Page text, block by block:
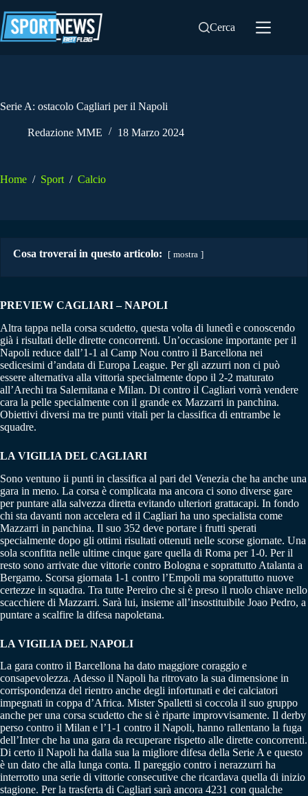
al
contenuto
Cerca
Serie A: ostacolo Cagliari per il Napoli
Redazione MME 18 Marzo 2024
Home / Sport / Calcio
Cosa troverai in questo articolo: mostra
PREVIEW CAGLIARI – NAPOLI
Altra tappa nella corsa scudetto, questa volta di lunedì e conoscendo
già i risultati delle dirette concorrenti. Un’occasione importante per il
Napoli reduce dall’1-1 al Camp Nou contro il Barcellona nei
sedicesimi d’andata di Europa League. Per gli azzurri non ci può
essere alternativa alla vittoria specialmente dopo il 2-2 maturato
all’Arechi tra Salernitana e Milan. Di contro il Cagliari vorrà vendere
cara la pelle specialmente con il grande ex Mazzarri in panchina.
Obiettivi diversi ma tre punti vitali per la classifica di entrambe le
squadre.
LA VIGILIA DEL CAGLIARI
Sono ventuno ii punti in classifica al pari del Venezia che ha anche una
gara in meno. La corsa è complicata ma ancora ci sono diverse gare
per puntare alla salvezza diretta evitando ulteriori grattacapi. In fondo
chi sta davanti non accelera ed il Cagliari ha uno specialista come
Mazzarri in panchina. Il suo 352 deve portare i frutti sperati
specialmente dopo gli ottimi risultati ottenuti nelle scorse giornate. Una
sola sconfitta nelle ultime cinque gare quella di Roma per 1-0. Per il
resto sono arrivate due vittorie contro Bologna e soprattutto Atalanta a
Bergamo. Scorsa giornata 1-1 contro l’Empoli ma soprattutto nuove
certezze in squadra. Tra tutte Pereiro che si è preso il ruolo chiave nello
scacchiere di Mazzarri. Sarà lui, insieme all’insostituibile Joao Pedro, a
puntare a scalfire la difesa napoletana.
LA VIGILIA DEL NAPOLI
La gara contro il Barcellona ha dato maggiore coraggio e
consapevolezza. Adesso il Napoli ha ritrovato la sua dimensione in
corrispondenza del rientro anche degli infortunati e dei calciatori
impegnati in coppa d’Africa. Mister Spalletti si coccola il suo gruppo
anche per una corsa scudetto che si è riparte improvvisamente. Il derby
perso contro il Milan e l’1-1 contro il Napoli, hanno rallentano la fuga
dell’Inter che ha una gara da recuperare rispetto alle dirette concorrenti.
Di certo il Napoli ha dalla sua la migliore difesa della Serie A e questo
è un dato che alla lunga conta. Il pareggio contro i nerazzurri ha
interrotto una serie di vittorie consecutive che ricardava quella di inizio
stagione. Per la trasferta di Cagliari sarà ancora 4231 con qualche